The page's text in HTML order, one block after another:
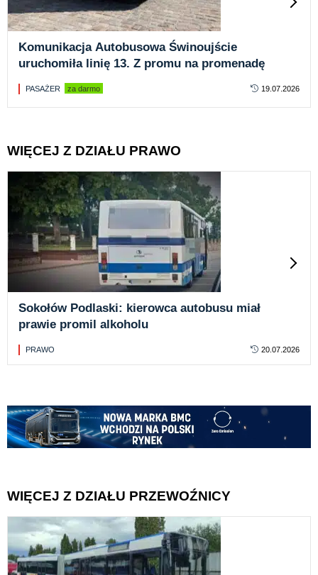
Komunikacja Autobusowa Świnoujście
uruchomiła linię 13. Z promu na promenadę
PASAŻER za darmo 19.07.2026
WIĘCEJ Z DZIAŁU PRAWO
Sokołów Podlaski: kierowca autobusu miał
prawie promil alkoholu
PRAWO 20.07.2026
WIĘCEJ Z DZIAŁU PRZEWOŹNICY